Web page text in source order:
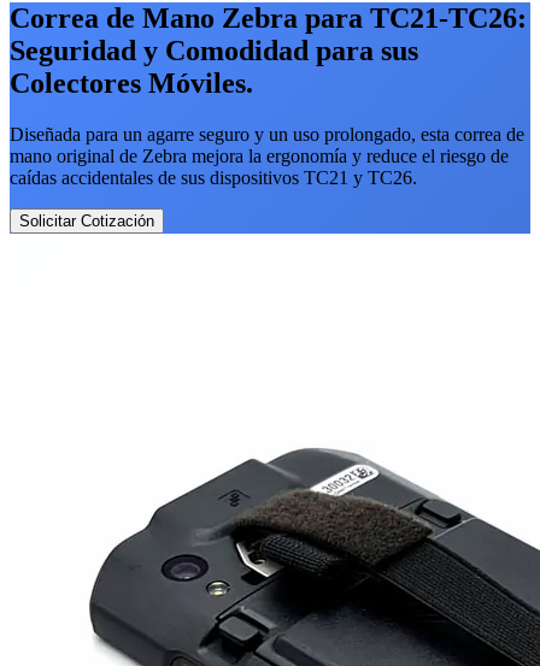
Correa de Mano Zebra para TC21-TC26:
Seguridad y Comodidad para sus
Colectores Móviles.
Diseñada para un agarre seguro y un uso prolongado, esta correa de
mano original de Zebra mejora la ergonomía y reduce el riesgo de
caídas accidentales de sus dispositivos TC21 y TC26.
Solicitar Cotización